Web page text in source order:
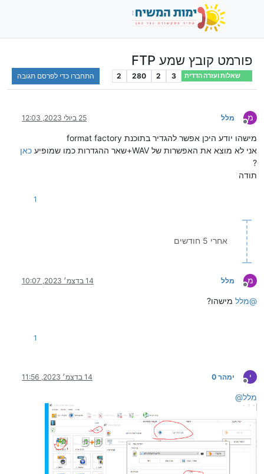
פורמט קובץ שמע FTP
שאלות ועזרה הדדית 3
2
280
2 התחברו כדי לפרסם תגובה
מ
מנותק
מלל 25 ביולי 2023, 12:03
מישהו יודע היכן אפשר להגדיר בתוכנת format factory
אני לא מוצא את האפשרות של WAV+שאר ההגדרות כמו שמופיע
כאן
?
תודה
1
אחרי 5 חודשים
מ
מנותק
מלל 14 בדצמ׳ 2023, 10:07
@מלל מישהו?
1
י
מנותק
ימהר 0 14 בדצמ׳ 2023, 11:56
@מלל